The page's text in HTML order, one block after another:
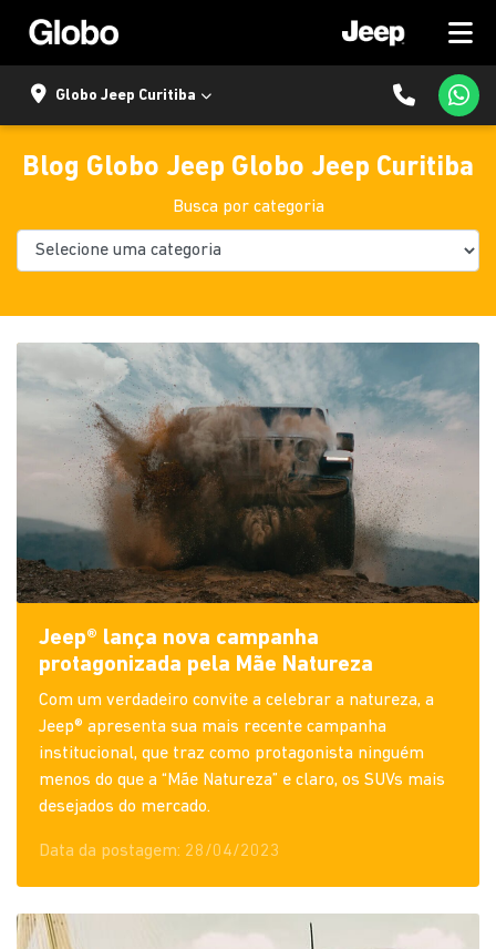
Globo Jeep Curitiba
Blog Globo Jeep Globo Jeep Curitiba
Busca por categoria
Jeep® lança nova campanha
protagonizada pela Mãe Natureza
Com um verdadeiro convite a celebrar a natureza, a
Jeep® apresenta sua mais recente campanha
institucional, que traz como protagonista ninguém
menos do que a “Mãe Natureza” e claro, os SUVs mais
desejados do mercado.
Data da postagem: 28/04/2023